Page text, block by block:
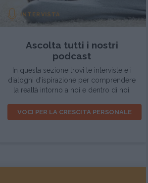
INTERVISTA
Ascolta tutti i nostri
podcast
In questa sezione trovi le interviste e i
dialoghi d'ispirazione per comprendere
la realtà intorno a noi e dentro di noi.
VOCI PER LA CRESCITA PERSONALE